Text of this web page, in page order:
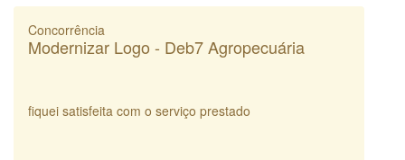
Concorrência
Modernizar Logo - Deb7 Agropecuária
fiquei satisfeita com o serviço prestado